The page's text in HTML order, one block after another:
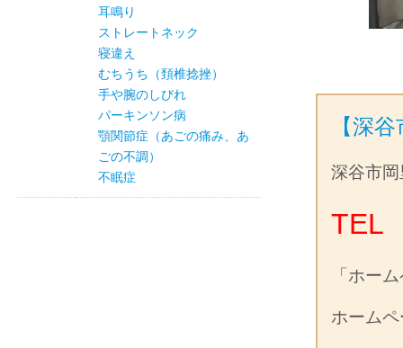
【深
深谷市
TEL
「ホー
ホーム
耳鳴り
ストレートネック
寝違え
むちうち（頚椎捻挫）
手や腕のしびれ
パーキンソン病
顎関節症（あごの痛み、あ
ごの不調）
不眠症